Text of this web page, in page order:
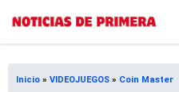
Saltar
contenido
Inicio » VIDEOJUEGOS » Coin Master